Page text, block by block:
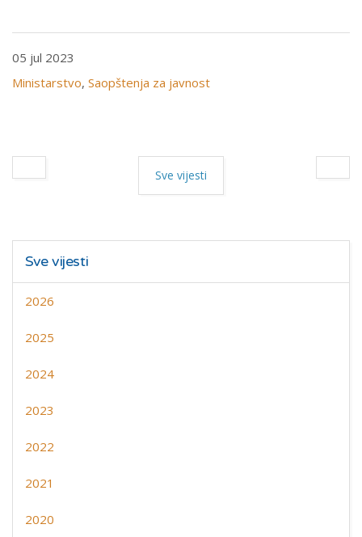
05 jul 2023
Ministarstvo, Saopštenja za javnost
Sve vijesti
Sve vijesti
2026
2025
2024
2023
2022
2021
2020